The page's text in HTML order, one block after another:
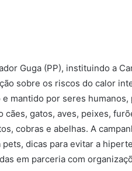
Guga (PP), instituindo a
sobre os riscos do calor
mantido por seres humanos,
gatos, aves, peixes,
cobras e abelhas. A
dicas para evitar a
em parceria com